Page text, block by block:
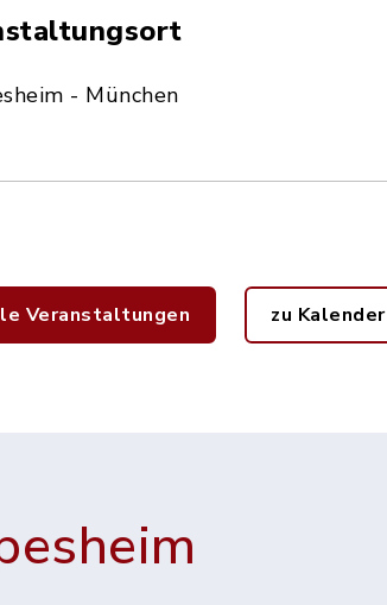
- München
Veranstaltungen zu